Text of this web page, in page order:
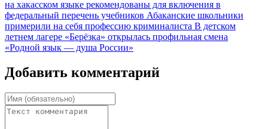
на хакасском языке рекомендованы для включения в
федеральный перечень учебников Абаканские школьники
примерили на себя профессию криминалиста В детском
летнем лагере «Берёзка» открылась профильная смена
«Родной язык — душа России»
Добавить комментарий